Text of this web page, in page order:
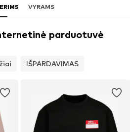
VYRAMS
parduotuvė
IŠPARDAVIMAS